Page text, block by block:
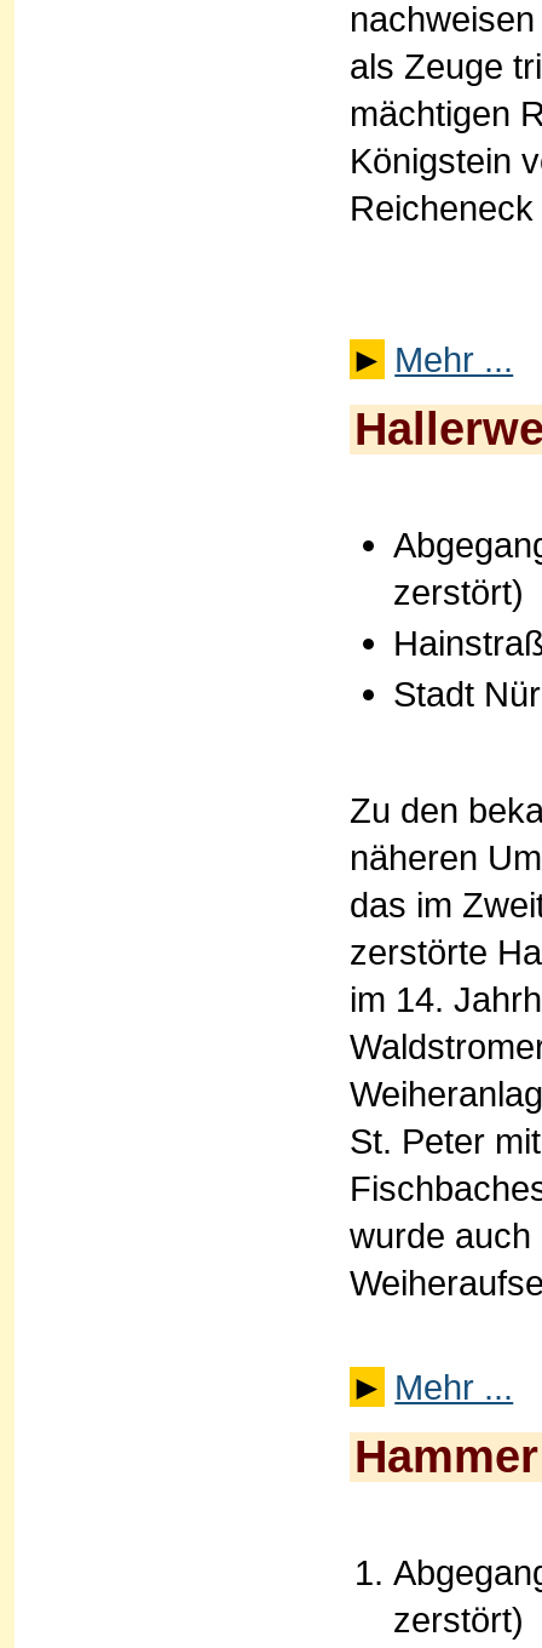
als Zeuge
mächtigen
Königstein
Reicheneck
► Mehr ...
zerstört)
Stadt
Zu den
näheren
das im
zerstörte
im 14.
St. Peter
wurde auch
► Mehr ...
Hammer
zerstört)